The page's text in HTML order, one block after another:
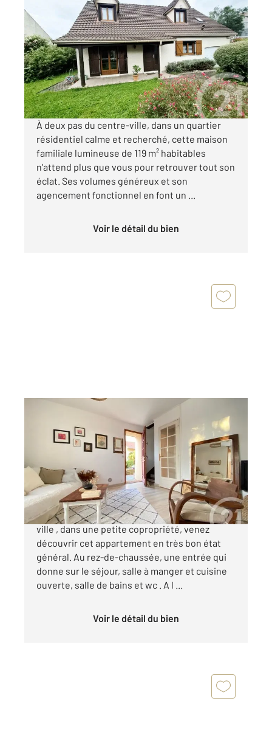
SOISY SOUS MONTMORENCY 95
119 m
, 7 pièces
Ref : 6007
Maison à vendre
459 000 €
Visiter le site dédié
À deux pas du centre-ville, dans un quartier
résidentiel calme et recherché, cette maison
familiale lumineuse de 119 m² habitables
n'attend plus que vous pour retrouver tout son
éclat. Ses volumes généreux et son
agencement fonctionnel en font un ...
Voir le détail du bien
78,97 m
, 5 pièces
Ref : 5889
Maison à vendre
269 000 €
Soisy sous Montmorency !!! Proche centre-
ville , dans une petite copropriété, venez
découvrir cet appartement en très bon état
général. Au rez-de-chaussée, une entrée qui
donne sur le séjour, salle à manger et cuisine
ouverte, salle de bains et wc . A l ...
Voir le détail du bien